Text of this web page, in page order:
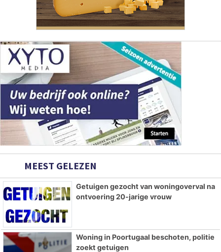
MEEST GELEZEN
Getuigen gezocht van woningoverval na
ontvoering 20-jarige vrouw
Woning in Poortugaal beschoten, politie
zoekt getuigen